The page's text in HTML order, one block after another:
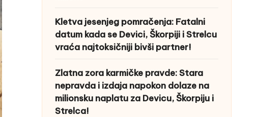
Kletva jesenjeg pomračenja: Fatalni
datum kada se Devici, Škorpiji i Strelcu
vraća najtoksičniji bivši partner!
Zlatna zora karmičke pravde: Stara
nepravda i izdaja napokon dolaze na
milionsku naplatu za Devicu, Škorpiju i
Strelca!